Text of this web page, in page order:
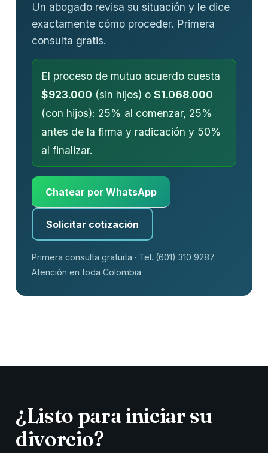
Un abogado revisa su situación y le dice
exactamente cómo proceder. Primera
consulta gratis.
El proceso de mutuo acuerdo cuesta
$923.000 (sin hijos) o $1.068.000
(con hijos): 25% al comenzar, 25%
antes de la firma y radicación y 50%
al finalizar.
Chatear por WhatsApp
Solicitar cotización
Primera consulta gratuita · Tel. (601) 310 9287 ·
Atención en toda Colombia
¿Listo para iniciar su
divorcio?